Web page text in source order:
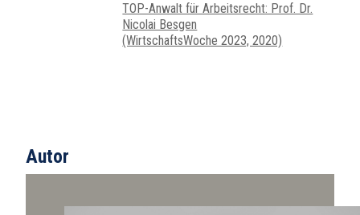
TOP-Anwalt für Arbeitsrecht: Prof. Dr.
Nicolai Besgen
(WirtschaftsWoche 2023, 2020)
Autor